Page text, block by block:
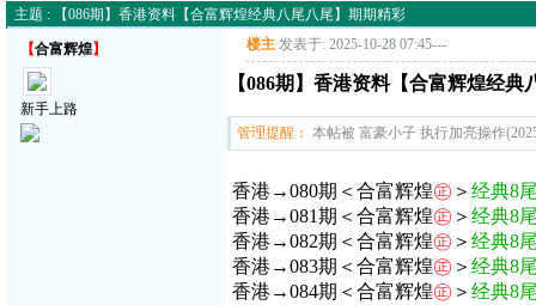
主题 : 【086期】香港资料【合富辉煌经典八尾八尾】期期精彩
【合富辉煌】
新手上路
楼主 发表于: 2025-10-28 07:45---
【086期】香港资料【合富辉煌经典
管理提醒： 本帖被 富豪小子 执行加亮操作
香港→080期＜合富辉煌㊣ ＞ 经典8
香港→081期＜合富辉煌㊣ ＞ 经典8
香港→082期＜合富辉煌㊣ ＞ 经典8
香港→083期＜合富辉煌㊣ ＞ 经典8
香港→084期＜合富辉煌㊣ ＞ 经典8